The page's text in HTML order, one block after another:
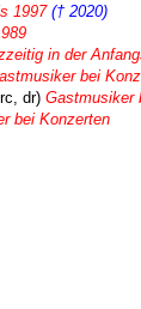
1997 († 2020)
in der
bei
dr) Gastmusiker
bei Konzerten